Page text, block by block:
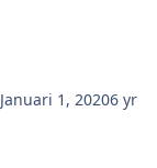
Januari 1, 20206 yr